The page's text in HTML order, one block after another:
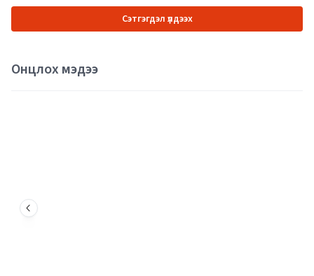
Сэтгэгдэл үлдээх
Онцлох мэдээ